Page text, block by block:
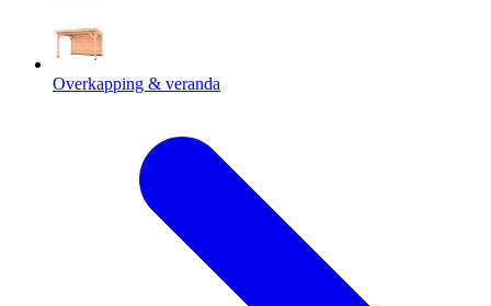
Overkapping & veranda